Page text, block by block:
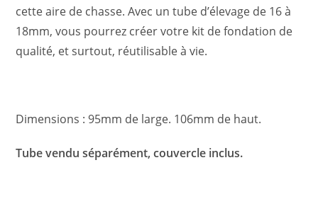
cette aire de chasse. Avec un tube d’élevage de 16 à
18mm, vous pourrez créer votre kit de fondation de
qualité, et surtout, réutilisable à vie.
Dimensions : 95mm de large. 106mm de haut.
Tube vendu séparément, couvercle inclus.